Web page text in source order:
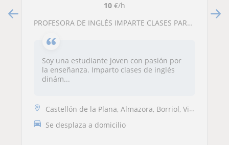
10€/h
PROFESORA DE INGLÉS IMPARTE CLASES PARTICULARES A NIÑOS DE DIFERENTES EDADES
Soy una estudiante joven con pasión por
la enseñanza. Imparto clases de inglés
dinám...
Castellón de la Plana, Almazora, Borriol, Villarreal
Se desplaza a domicilio